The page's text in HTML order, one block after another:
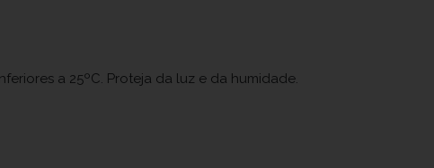
a 25ºC. Proteja da luz e da humidade.